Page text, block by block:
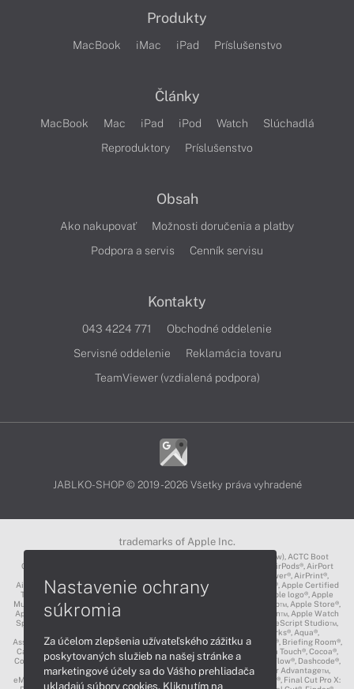
Produkty
MacBook iMac iPad Príslušenstvo
Články
MacBook Mac iPad iPod Watch
Slúchadlá
Reproduktory
Príslušenstvo
Obsah
Ako nakupovať
Možnosti doručenia a platby
Podpora a servis
Cenník servisu
Kontakty
043 4224 771
Obchodné oddelenie
Servisné oddelenie
Reklamácia tovaru
TeamViewer (vzdialená podpora)
JABLKO-SHOP © 2019 - 2026 Všetky práva vyhradené
trademarks of Apple Inc.
3D Touch®, .Mac℠, ACOT2℠, ACOT℠ (Apple Classrooms of Tomorrow), ACTC Boot
Camp℠, AirDrop®, AirMac®, AirPlay Logo™, AirPlay®, AirPods Pro™, AirPods®, AirPort
Express®, AirPort Extreme®, AirPort Time Capsule®, AirPort®, AirPower®, AirPrint®,
AirTunes™, Animoji®, Aperture®, App Nap®, App Store®, Apple CarPlay®, Apple Certified
Trainer℠, Apple Cinema Display®, Apple Consultants Network℠, Apple logo®, Apple
Music®, Apple News®, Apple Pay®, Apple Pencil®, Apple Remote Desktop™, Apple Store®,
Apple Studio Display™, Apple TV®, Apple Wallet™, Apple Watch Edition™, Apple Watch
Sport™, Apple Watch®, Apple®, Apple®, AppleCare®, AppleLink™, AppleScript Studio™,
AppleScript®, AppleShare®, AppleTalk®, AppleVision™, AppleWorks®, Aqua®,
AssistiveTouch®, Back to My Mac®, Bonjour logo®, Bonjour®, Boot Camp®, Briefing Room®,
Carbon®, CareKit®, CarPlay®, Cinema Tools™, Claris®, CloudKit®, Cocoa Touch®, Cocoa®,
ColorSync logo®, ColorSync®, Complete My Album®, CORE ML®, Cover Flow®, Dashcode®,
Digital Crown®, DVD Studio Pro®, DVD@CCESS™, EarPods®, Educator Advantage™,
eMac™, EtherTalk™, Exposé®, Face ID®, FaceTime®, FairPlay®, FileVault®, Final Cut Pro X:
Nastavenie ochrany
súkromia
Za účelom zlepšenia užívateľského zážitku a
poskytovaných služieb na našej stránke a
marketingové účely sa do Vášho prehliadača
ukladajú súbory cookies. Kliknutím na